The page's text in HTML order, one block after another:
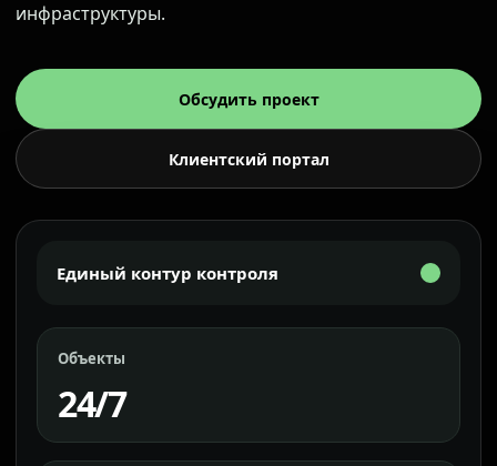
инфраструктуры.
Обсудить проект
Клиентский портал
Единый контур контроля
Объекты
24/7